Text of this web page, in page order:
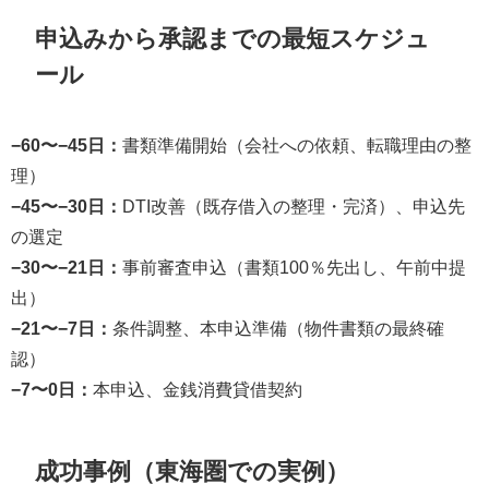
申込みから承認までの最短スケジュ
ール
−60〜−45日： 書類準備開始（会社への依頼、転職理由の整
理）
−45〜−30日： DTI改善（既存借入の整理・完済）、申込先
の選定
−30〜−21日： 事前審査申込（書類100％先出し、午前中提
出）
−21〜−7日： 条件調整、本申込準備（物件書類の最終確
認）
−7〜0日： 本申込、金銭消費貸借契約
成功事例（東海圏での実例）